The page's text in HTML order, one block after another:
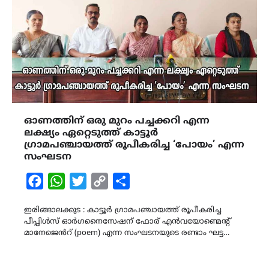
ഓണത്തിന് ഒരു മുറം പച്ചക്കറി എന്ന
ലക്ഷ്യം ഏറ്റെടുത്ത് കാട്ടൂർ
ഗ്രാമപഞ്ചായത്ത് രൂപീകരിച്ച ‘പോയം’ എന്ന
സംഘടന
FacebookWhatsAppTwitterCopy
ഇരിങ്ങാലക്കുട : കാട്ടൂർ ഗ്രാമപഞ്ചായത്ത് രൂപീകരിച്ച
പീപ്പിൾസ് ഓർഗനൈസേഷന് ഫോര് എൻവയോണ്മെന്റ്
മാനേജെൻറ് (poem) എന്ന സംഘടനയുടെ രണ്ടാം ഘട്ട…